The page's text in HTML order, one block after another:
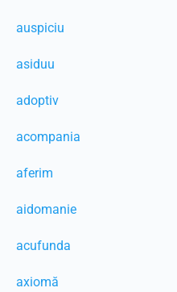
auspiciu
asiduu
adoptiv
acompania
aferim
aidomanie
acufunda
axiomă